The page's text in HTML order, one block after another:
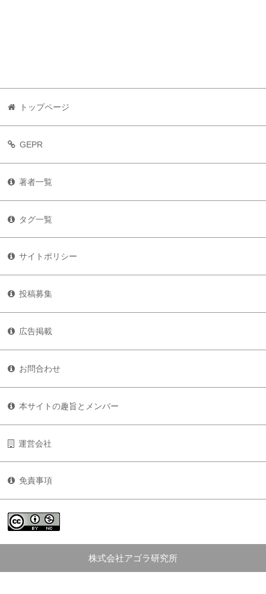
トップページ
GEPR
著者一覧
タグ一覧
サイトポリシー
投稿募集
広告掲載
お問合わせ
本サイトの趣旨とメンバー
運営会社
免責事項
株式会社アゴラ研究所